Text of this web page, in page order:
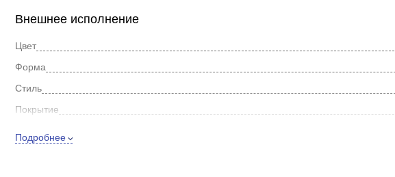
Внешнее исполнение
Цвет
Форма
Стиль
Покрытие
Дополнительно
Подробнее